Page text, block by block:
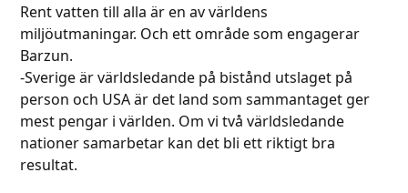
Rent vatten till alla är en av världens
miljöutmaningar. Och ett område som engagerar
Barzun.
-Sverige är världsledande på bistånd utslaget på
person och USA är det land som sammantaget ger
mest pengar i världen. Om vi två världsledande
nationer samarbetar kan det bli ett riktigt bra
resultat.